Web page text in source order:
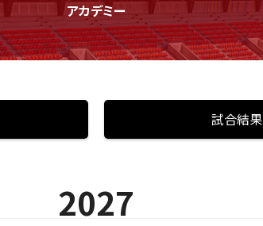
アカデミー
試合結果
2027